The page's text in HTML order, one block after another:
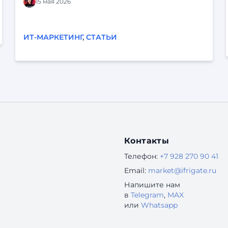
сценарий «срабатывает». Но у клиента перед
параллельных дел. Он может отвлечься,
Когда продукт строится «от экранов»,
доходят до конца». «Поддержка завалена
ИТ-МАРКЕТИНГ,СТАТЬИ
Контакты
Телефон: +7 928 270 90 41
Email: market@ifrigate.ru
Напишите нам
в Telegram, MAX
или Whatsapp